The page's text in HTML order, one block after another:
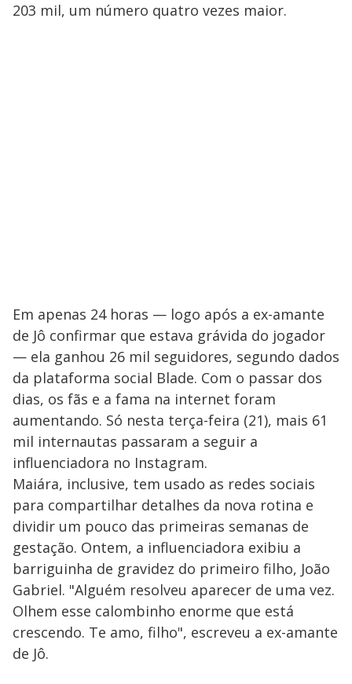
203 mil, um número quatro vezes maior.
Em apenas 24 horas — logo após a ex-amante
de Jô confirmar que estava grávida do jogador
— ela ganhou 26 mil seguidores, segundo dados
da plataforma social Blade. Com o passar dos
dias, os fãs e a fama na internet foram
aumentando. Só nesta terça-feira (21), mais 61
mil internautas passaram a seguir a
influenciadora no Instagram.
Maiára, inclusive, tem usado as redes sociais
para compartilhar detalhes da nova rotina e
dividir um pouco das primeiras semanas de
gestação. Ontem, a influenciadora exibiu a
barriguinha de gravidez do primeiro filho, João
Gabriel. "Alguém resolveu aparecer de uma vez.
Olhem esse calombinho enorme que está
crescendo. Te amo, filho", escreveu a ex-amante
de Jô.